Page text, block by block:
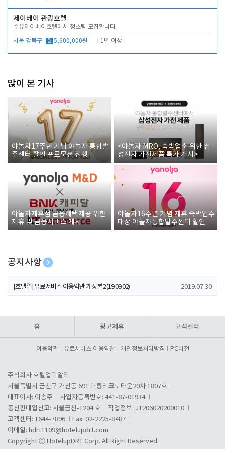
제이베이 관광호텔
수유제이베이호텔에서 청소팀 모집합니다
서울 강북구 월 5,600,000원 1년 이상
많이 본 기사
야놀자17주년 기념 야놀자 통합발
주센터 할인 프로모션 진행
<야놀자 MRO, 숙박업소 위한 삼
성전자 가전제품 특가 개시>
야놀자제휴점 금융혜택제공 위한
제휴 및 금융서비스 게시
야놀자16주년 기념 제휴 숙박업주
대상 야놀자통합발주센터 할인쿠
폰 증정
공지사항
[호텔업] 개인정보 처리방침 개정본1 (19.09.02)
[호텔업] 유료서비스 이용약관 개정본2 (19.09.02) 2019.07.30
홈 광고제휴 고객센터
이용약관 유료서비스 이용약관 개인정보처리방침 PC버전
주식회사 호텔업디알티
서울특별시 금천구 가산동 691 대륭테크노타운20차 1807호
대표이사: 이송주
사업자등록번호: 441-87-01934
통신판매업신고: 서울금천-1204 호
직업정보: J1206020200010
고객센터: 1644-7896
Fax: 02-2225-8487
이메일: hdrt1109@hotelupdrt.com
Copyright ⓒ HotelupDRT Corp. All Right Reserved.